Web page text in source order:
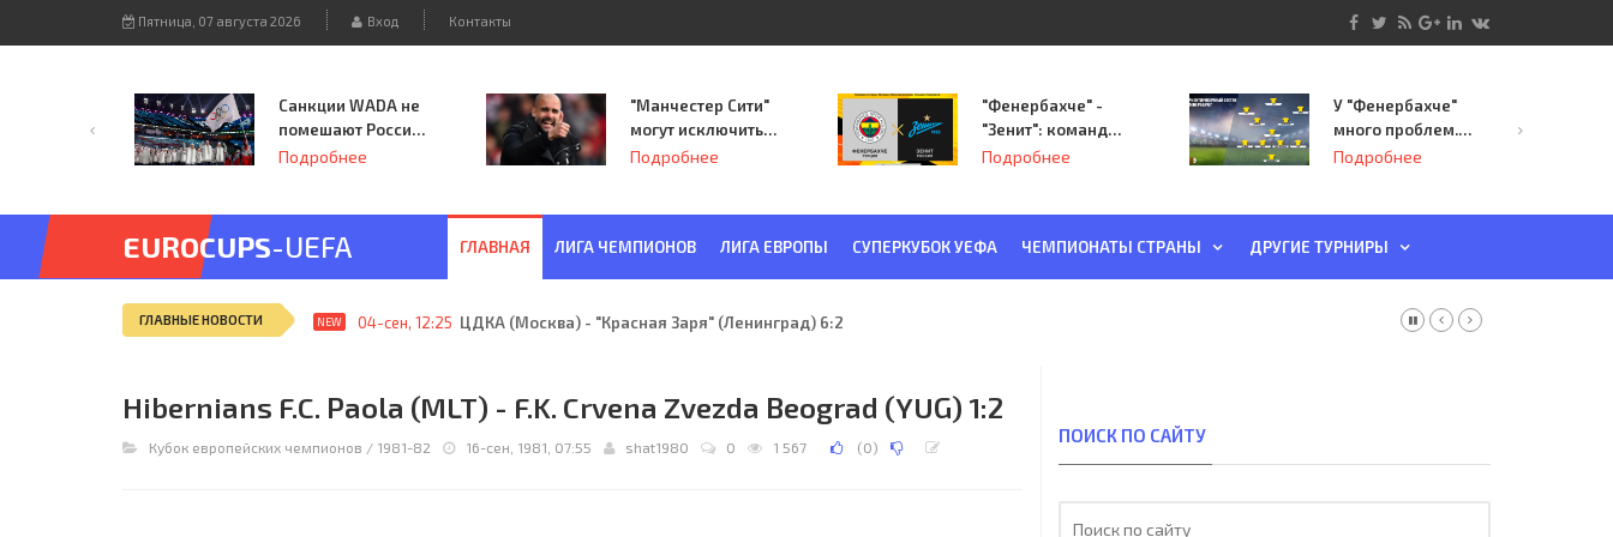
Пятница, 07 августа 2026 Вход Контакты
Санкции WADA не
помешают России
принять
Подробнее
"Манчестер Сити"
могут исключить
из Лиги
Подробнее
"Фенербахче" -
"Зенит": команда
Семака начинает
Подробнее
У "Фенербахче"
много проблем.
Но он опасен для
Подробнее
EUROCUPS-UEFA ГЛАВНАЯ ЛИГА ЧЕМПИОНОВ ЛИГА ЕВРОПЫ СУПЕРКУБОК УЕФА ЧЕМПИОНАТЫ СТРАНЫ ДРУГИЕ ТУРНИРЫ
ГЛАВНЫЕ НОВОСТИ NEW 04-сен, 12:25 ЦДКА (Москва) - "Красная Заря" (Ленинград) 6:2
Hibernians F.C. Paola (MLT) - F.K. Crvena Zvezda Beograd (YUG) 1:2
Кубок европейских чемпионов / 1981-82 16-сен, 1981, 07:55 shat1980 0 1 567 (0)
ПОИСК ПО САЙТУ